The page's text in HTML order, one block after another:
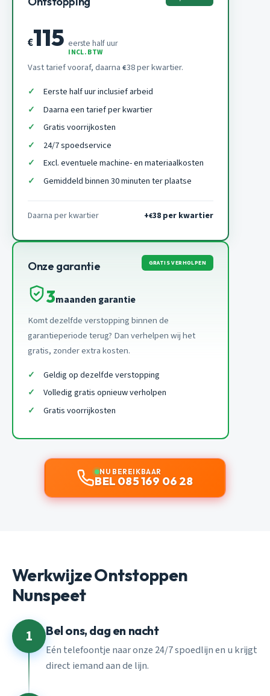
€115 eerste half uur
INCL. BTW
Vast tarief vooraf, daarna €38 per kwartier.
Eerste half uur inclusief arbeid
Daarna een tarief per kwartier
Gratis voorrijkosten
24/7 spoedservice
Excl. eventuele machine- en materiaalkosten
Gemiddeld binnen 30 minuten ter plaatse
Daarna per kwartier +€38 per kwartier
Onze garantie GRATIS VERHOLPEN
3maanden garantie
Komt dezelfde verstopping binnen de
garantieperiode terug? Dan verhelpen wij het
gratis, zonder extra kosten.
Geldig op dezelfde verstopping
Volledig gratis opnieuw verholpen
Gratis voorrijkosten
NU BEREIKBAAR
BEL 085 169 06 28
Werkwijze Ontstoppen
Nunspeet
1 Bel ons, dag en nacht
Eén telefoontje naar onze 24/7 spoedlijn en u krijgt
direct iemand aan de lijn.